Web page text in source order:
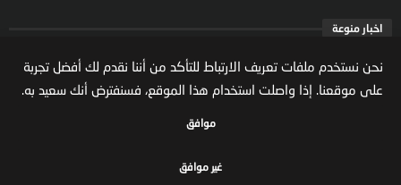
اخبار منوعة
ارتفاع ملكية المستثمرين الاجانب في السوق السعودية
يعكس تنامي الثقة بالاقتصاد السعودي
مال واعمال
نحن نستخدم ملفات تعريف الارتباط للتأكد من أننا نقدم لك أفضل تجربة
على موقعنا. إذا واصلت استخدام هذا الموقع، فسنفترض أنك سعيد به.
موافق
غير موافق